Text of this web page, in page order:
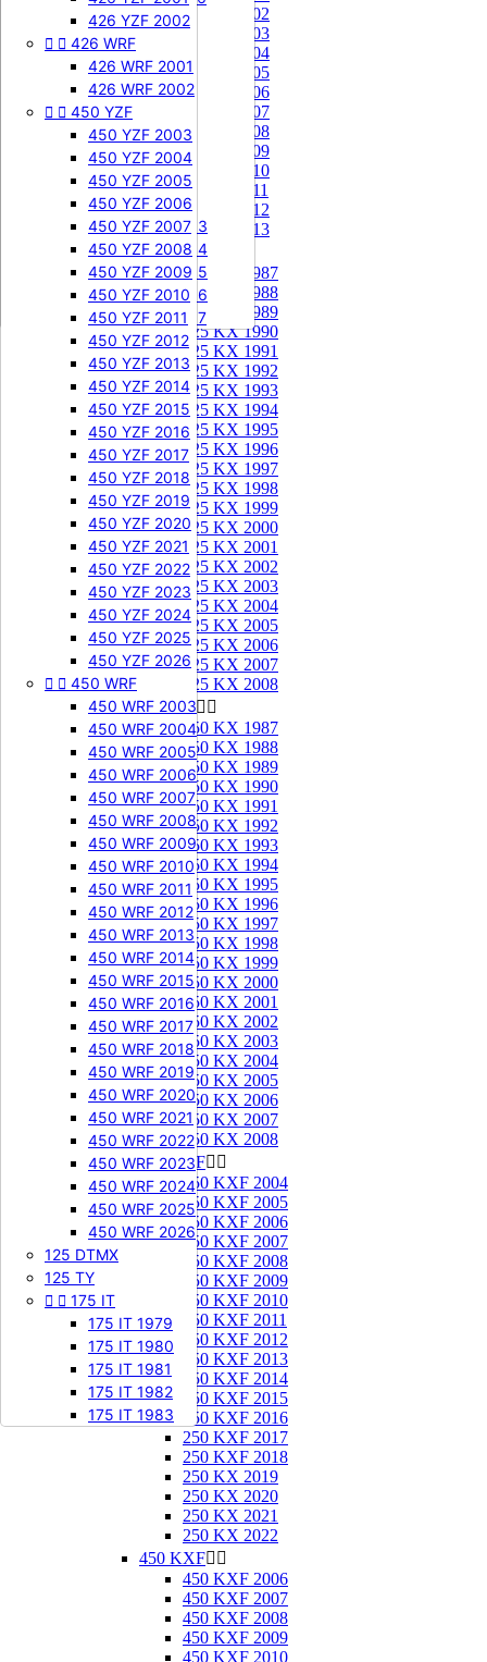
505 SXF
505 SXF 2007
505 SXF 2008
525 SXF
525 SXF 2003
525 SXF 2004
525 SXF 2005
525 SXF 2006
525 EXC-F
525 EXC-F 2003
525 EXC-F 2004
525 EXC-F 2005
525 EXC-F 2006
525 EXC-F 2007
426 YZF 2002
  426 WRF
426 WRF 2001
426 WRF 2002
  450 YZF
450 YZF 2003
450 YZF 2004
450 YZF 2005
450 YZF 2006
450 YZF 2007
450 YZF 2008
450 YZF 2009
450 YZF 2010
450 YZF 2011
450 YZF 2012
450 YZF 2013
450 YZF 2014
450 YZF 2015
450 YZF 2016
450 YZF 2017
450 YZF 2018
450 YZF 2019
450 YZF 2020
450 YZF 2021
450 YZF 2022
450 YZF 2023
450 YZF 2024
450 YZF 2025
450 YZF 2026
  450 WRF
450 WRF 2003
450 WRF 2004
450 WRF 2005
450 WRF 2006
450 WRF 2007
450 WRF 2008
450 WRF 2009
450 WRF 2010
450 WRF 2011
450 WRF 2012
450 WRF 2013
450 WRF 2014
450 WRF 2015
450 WRF 2016
450 WRF 2017
450 WRF 2018
450 WRF 2019
450 WRF 2020
450 WRF 2021
450 WRF 2022
450 WRF 2023
450 WRF 2024
450 WRF 2025
450 WRF 2026
125 DTMX
125 TY
  175 IT
175 IT 1979
175 IT 1980
175 IT 1981
175 IT 1982
175 IT 1983
85 KX 2002
85 KX 2003
85 KX 2004
85 KX 2005
85 KX 2006
85 KX 2007
85 KX 2008
85 KX 2009
85 KX 2010
85 KX 2011
85 KX 2012
85 KX 2013
125 KX 
125 KX 1987
125 KX 1988
125 KX 1989
125 KX 1990
125 KX 1991
125 KX 1992
125 KX 1993
125 KX 1994
125 KX 1995
125 KX 1996
125 KX 1997
125 KX 1998
125 KX 1999
125 KX 2000
125 KX 2001
125 KX 2002
125 KX 2003
125 KX 2004
125 KX 2005
125 KX 2006
125 KX 2007
125 KX 2008
250 KX 
250 KX 1987
250 KX 1988
250 KX 1989
250 KX 1990
250 KX 1991
250 KX 1992
250 KX 1993
250 KX 1994
250 KX 1995
250 KX 1996
250 KX 1997
250 KX 1998
250 KX 1999
250 KX 2000
250 KX 2001
250 KX 2002
250 KX 2003
250 KX 2004
250 KX 2005
250 KX 2006
250 KX 2007
250 KX 2008
250 KXF 
250 KXF 2004
250 KXF 2005
250 KXF 2006
250 KXF 2007
250 KXF 2008
250 KXF 2009
250 KXF 2010
250 KXF 2011
250 KXF 2012
250 KXF 2013
250 KXF 2014
250 KXF 2015
250 KXF 2016
250 KXF 2017
250 KXF 2018
250 KX 2019
250 KX 2020
250 KX 2021
250 KX 2022
450 KXF 
450 KXF 2006
450 KXF 2007
450 KXF 2008
450 KXF 2009
450 KXF 2010